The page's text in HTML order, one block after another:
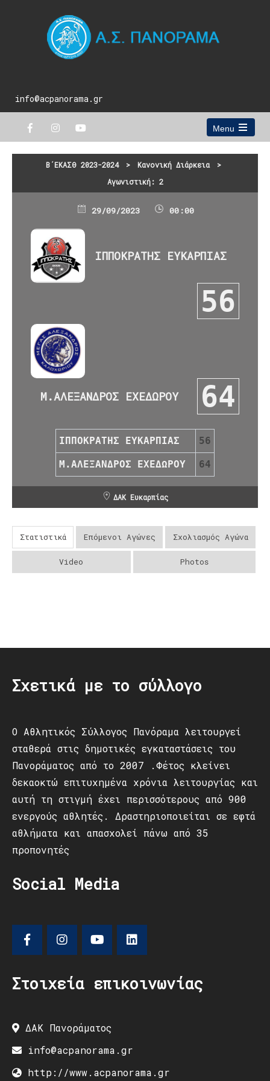
info@acpanorama.gr
Menu
Open
main
Β΄ΕΚΑΣΘ 2023-2024 > Κανονική Διάρκεια
>
Αγωνιστική: 2
29/09/2023 00:00
ΙΠΠΟΚΡΑΤΗΣ ΕΥΚΑΡΠΙΑΣ
56
Μ.ΑΛΕΞΑΝΔΡΟΣ ΕΧΕΔΩΡΟΥ 64
ΙΠΠΟΚΡΑΤΗΣ ΕΥΚΑΡΠΙΑΣ 56
Μ.ΑΛΕΞΑΝΔΡΟΣ ΕΧΕΔΩΡΟΥ 64
ΔΑΚ Ευκαρπίας
Στατιστικά Επόμενοι Αγώνες Σχολιασμός Αγώνα
Video Photos
Σχετικά με το σύλλογο
Ο Αθλητικός Σύλλογος Πανόραμα λειτουργεί
σταθερά στις δημοτικές εγκαταστάσεις του
Πανοράματος από το 2007 .Φέτος κλείνει
δεκαοκτώ επιτυχημένα χρόνια λειτουργίας και
αυτή τη στιγμή έχει περισσότερους από 900
ενεργούς αθλητές. Δραστηριοποιείται σε εφτά
αθλήματα και απασχολεί πάνω από 35
προπονητές
Social Media
Στοιχεία επικοινωνίας
ΔΑΚ Πανοράματος
info@acpanorama.gr
http://www.acpanorama.gr